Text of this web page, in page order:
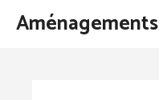
AllerAménagements